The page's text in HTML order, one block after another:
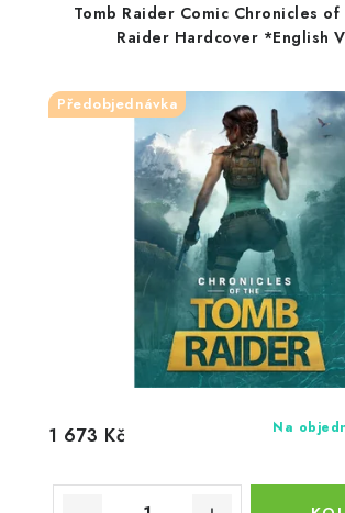
Tomb Raider Comic Chronicles of
Raider Hardcover *English
Předobjednávka
Na
1 673 Kč